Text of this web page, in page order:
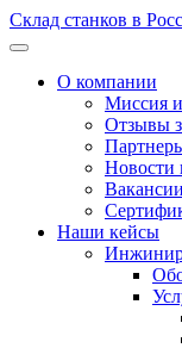
Склад станков в
О компании
Миссия
Отзывы
Новости
Вакансии
Наши кейсы